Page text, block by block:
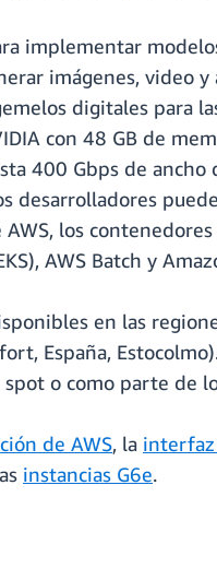
implementar
imágenes, video
digitales para
con 48 GB de
400 Gbps de
desarrolladores
los
AWS Batch y
en las
España,
o como parte de
de AWS, la interfaz
instancias G6e.